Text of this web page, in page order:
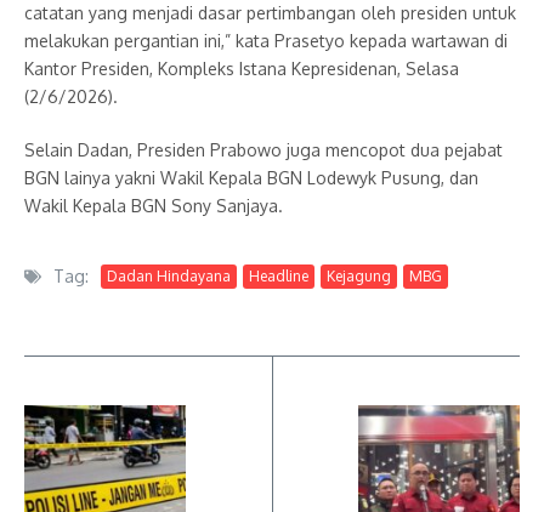
catatan yang menjadi dasar pertimbangan oleh presiden untuk
melakukan pergantian ini,” kata Prasetyo kepada wartawan di
Kantor Presiden, Kompleks Istana Kepresidenan, Selasa
(2/6/2026).
Selain Dadan, Presiden Prabowo juga mencopot dua pejabat
BGN lainya yakni Wakil Kepala BGN Lodewyk Pusung, dan
Wakil Kepala BGN Sony Sanjaya.
Tag: Dadan Hindayana Headline Kejagung MBG